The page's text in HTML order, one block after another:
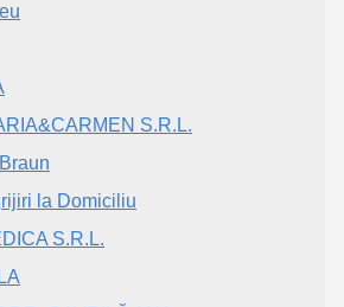
S.R.L.
la Domiciliu
S.R.L.